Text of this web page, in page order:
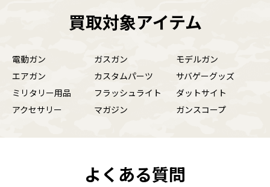
買取対象アイテム
電動ガン ガスガン
モデルガン
エアガン
カスタムパーツ
サバゲーグッズ
ミリタリー用品
フラッシュライト
ダットサイト
アクセサリー
マガジン ガンスコープ
よくある質問